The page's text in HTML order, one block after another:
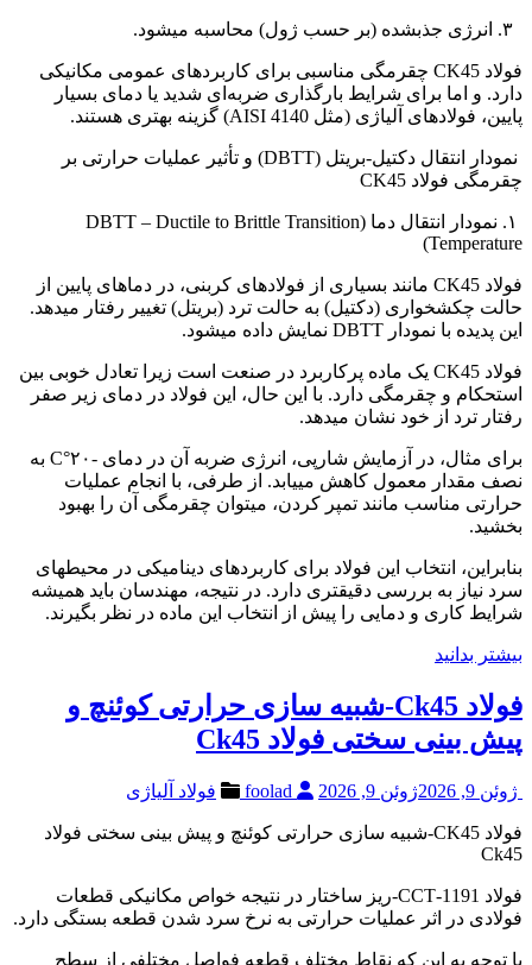
فولاد CK45 چقرمگی مناسبی برای کاربردهای عمومی مکانیکی
دارد. و اما برای شرایط بارگذاری ضربه‌ای شدید یا دمای بسیار
پایین، فولادهای آلیاژی (مثل AISI 4140) گزینه بهتری هستند.
نمودار انتقال دکتیل-بریتل (DBTT) و تأثیر عملیات حرارتی بر
چقرمگی فولاد CK45
۱. نمودار انتقال دما (DBTT – Ductile to Brittle Transition
Temperature)
فولاد CK45 مانند بسیاری از فولادهای کربنی، در دماهای پایین از
حالت چکشخواری (دکتیل) به حالت ترد (بریتل) تغییر رفتار میدهد.
این پدیده با نمودار DBTT نمایش داده میشود.
فولاد CK45 یک ماده پرکاربرد در صنعت است زیرا تعادل خوبی بین
استحکام و چقرمگی دارد. با این حال، این فولاد در دمای زیر صفر
رفتار ترد از خود نشان میدهد.
برای مثال، در آزمایش شارپی، انرژی ضربه آن در دمای -۲۰°C به
نصف مقدار معمول کاهش مییابد. از طرفی، با انجام عملیات
حرارتی مناسب مانند تمپر کردن، میتوان چقرمگی آن را بهبود
بخشید.
بنابراین، انتخاب این فولاد برای کاربردهای دینامیکی در محیطهای
سرد نیاز به بررسی دقیقتری دارد. در نتیجه، مهندسان باید همیشه
شرایط کاری و دمایی را پیش از انتخاب این ماده در نظر بگیرند.
بیشتر بدانید
فولاد Ck45-شبیه سازی حرارتی کوئنچ و
پیش بینی سختی فولاد Ck45
ژوئن 9, 2026 ژوئن 9, 2026 فولاد آلیاژی
فولاد CK45-شبیه سازی حرارتی کوئنچ و پیش بینی سختی فولاد
Ck45
فولاد 1191-CCT-ریز ساختار در نتیجه خواص مکانیکی قطعات
فولادی در اثر عملیات حرارتی به نرخ سرد شدن قطعه بستگی دارد.
با توجه به این که نقاط مختلف قطعه فواصل مختلفی از سطح